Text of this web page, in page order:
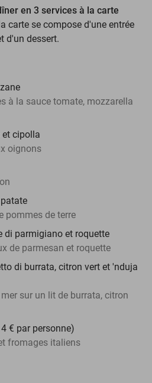
en 3 services à la carte
carte se compose d'une entrée
d'un dessert.
à la sauce tomate, mozzarella
cipolla
oignons
pommes de terre
di parmigiano et roquette
de parmesan et roquette
di burrata, citron vert et 'nduja
sur un lit de burrata, citron
€ par personne)
fromages italiens